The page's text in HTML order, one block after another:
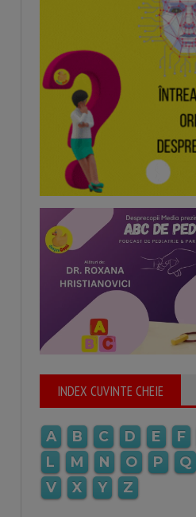
INDEX CUVINTE CHEIE
A B C D E F
L
M N O P Q
V
X Y Z